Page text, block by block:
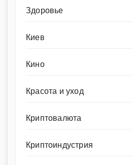
Здоровье
Киев
Кино
Красота и уход
Криптовалюта
Криптоиндустрия